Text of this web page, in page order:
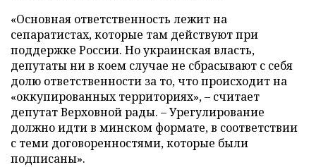
«Основная ответственность лежит на
сепаратистах, которые там действуют при
поддержке России. Но украинская власть,
депутаты ни в коем случае не сбрасывают с себя
долю ответственности за то, что происходит на
«оккупированных территориях», – считает
депутат Верховной рады. – Урегулирование
должно идти в минском формате, в соответствии
с теми договоренностями, которые были
подписаны».